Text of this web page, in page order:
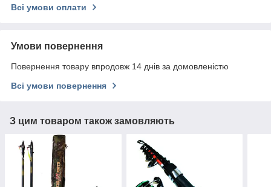
Всі умови оплати
Умови повернення
Повернення товару впродовж 14 днів за домовленістю
Всі умови повернення
З цим товаром також замовляють